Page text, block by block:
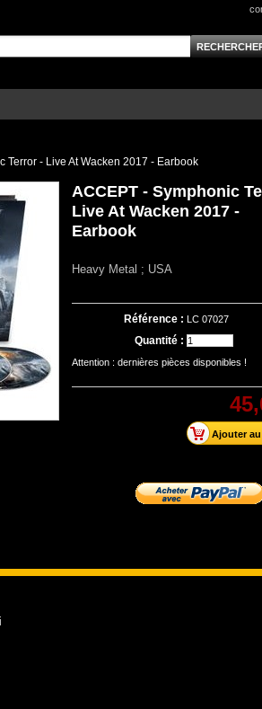
Terror - Live At Wacken 2017 - Earbook
ACCEPT - Symphonic
Live At Wacken 2017 -
Earbook
Heavy Metal ; USA
Référence : LC 07027
Quantité :
Attention : dernières pièces disponibles !